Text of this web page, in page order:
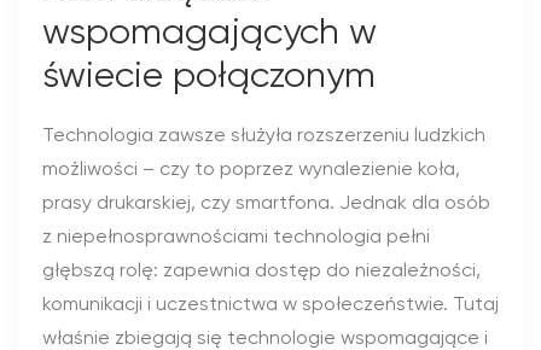
wspomagających w
świecie połączonym
Technologia zawsze służyła rozszerzeniu ludzkich
możliwości – czy to poprzez wynalezienie koła,
prasy drukarskiej, czy smartfona. Jednak dla osób
z niepełnosprawnościami technologia pełni
głębszą rolę: zapewnia dostęp do niezależności,
komunikacji i uczestnictwa w społeczeństwie. Tutaj
właśnie zbiegają się technologie wspomagające i